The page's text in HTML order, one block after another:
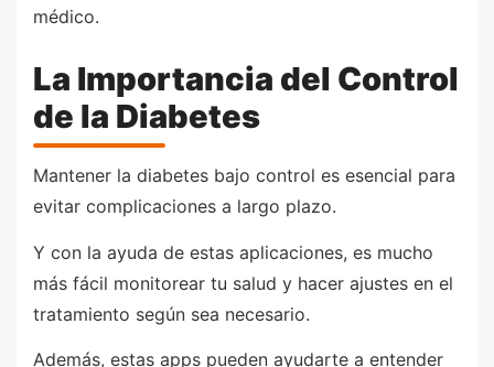
médico.
La Importancia del Control
de la Diabetes
Mantener la diabetes bajo control es esencial para
evitar complicaciones a largo plazo.
Y con la ayuda de estas aplicaciones, es mucho
más fácil monitorear tu salud y hacer ajustes en el
tratamiento según sea necesario.
Además, estas apps pueden ayudarte a entender